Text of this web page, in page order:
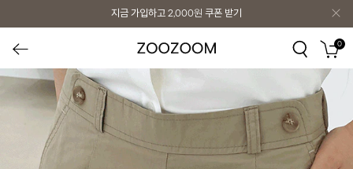
지금 가입하고 2,000원 쿠폰 받기
0